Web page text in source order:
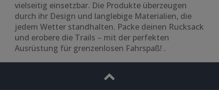
vielseitig einsetzbar. Die Produkte überzeugen
durch ihr Design und langlebige Materialien, die
jedem Wetter standhalten. Packe deinen Rucksack
und erobere die Trails – mit der perfekten
Ausrüstung für grenzenlosen Fahrspaß! .